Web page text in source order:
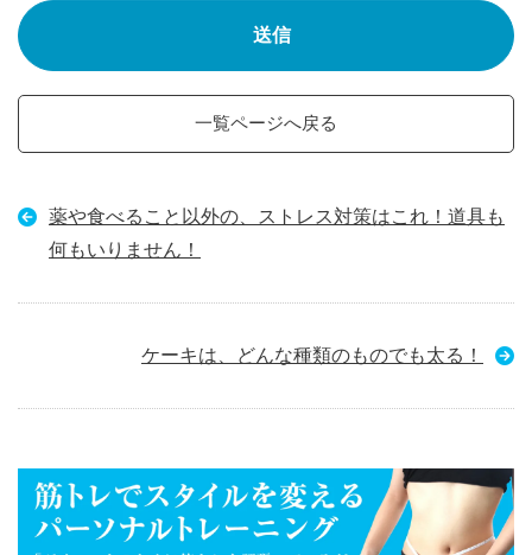
一覧ページへ戻る
薬や食べること以外の、ストレス対策はこれ！道具も
何もいりません！
ケーキは、どんな種類のものでも太る！